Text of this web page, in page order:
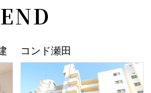
コンド瀬田